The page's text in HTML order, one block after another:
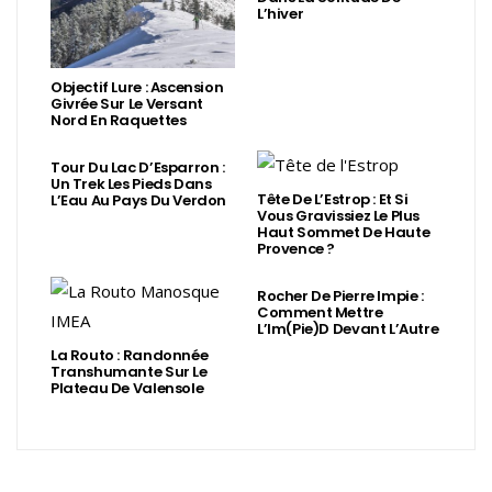
Objectif Lure : Ascension
Givrée Sur Le Versant
Nord En Raquettes
L’hiver
Tour Du Lac D’Esparron :
Un Trek Les Pieds Dans
L’Eau Au Pays Du Verdon Tête De L’Estrop : Et Si
Vous Gravissiez Le Plus
Haut Sommet De Haute
Provence ?
La Routo : Randonnée
Transhumante Sur Le
Plateau De Valensole
Rocher De Pierre Impie :
Comment Mettre
L’Im(Pie)d Devant L’Autre